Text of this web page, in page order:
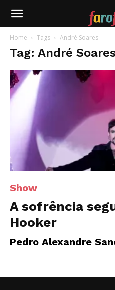
Farofafá
Home Tags André Soares
Tag: André
Show
A sofrência
Hooker
Pedro Alexandre